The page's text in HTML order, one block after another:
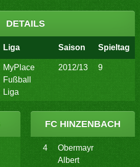
DETAILS
Liga Saison Spieltag
MyPlace
Fußball
Liga
2012/13 9
FC HINZENBACH
4
Obermayr
Albert